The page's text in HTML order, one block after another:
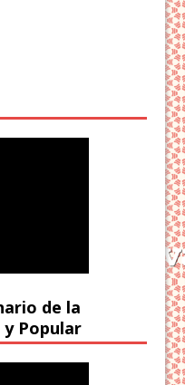
de la
Popular